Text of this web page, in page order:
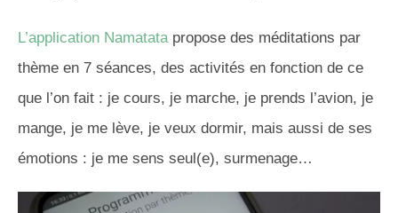
L’application Namatatapropose des méditations par
thème en 7 séances, des activités en fonction de ce
que l’on fait : je cours, je marche, je prends l’avion, je
mange, je me lève, je veux dormir, mais aussi de ses
émotions : je me sens seul(e), surmenage…